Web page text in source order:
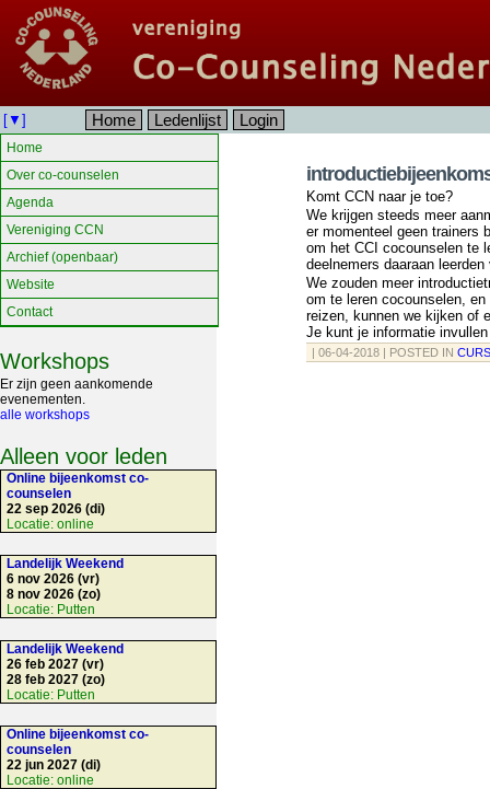
[▼] Home Ledenlijst Login
Komt CCN naar je toe?
We krijgen steeds meer
er momenteel geen trainers
om het CCI cocounselen te
deelnemers daaraan
We zouden meer
om te leren cocounselen,
reizen, kunnen we kijken of
Je kunt je informatie
| 06-04-2018 | POSTED IN
Home
Over co-counselen
Agenda
Vereniging CCN
Archief (openbaar)
Website
Contact
Workshops
Er zijn geen aankomende
evenementen.
alle workshops
Alleen voor leden
Online bijeenkomst co-
counselen
22 sep 2026 (di)
Locatie: online
Landelijk Weekend
6 nov 2026 (vr)
8 nov 2026 (zo)
Locatie: Putten
Landelijk Weekend
26 feb 2027 (vr)
28 feb 2027 (zo)
Locatie: Putten
Online bijeenkomst co-
counselen
22 jun 2027 (di)
Locatie: online